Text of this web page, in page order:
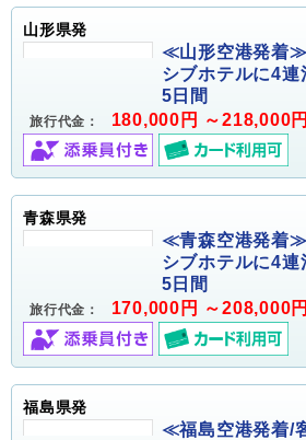
山形県発
≪山形空港発着≫
シブホテルに4
5日間
旅行代金： 180,000円 ～218,000円
青森県発
≪青森空港発着≫
シブホテルに4
5日間
旅行代金： 170,000円 ～208,000円
福島県発
≪福島空港発着/